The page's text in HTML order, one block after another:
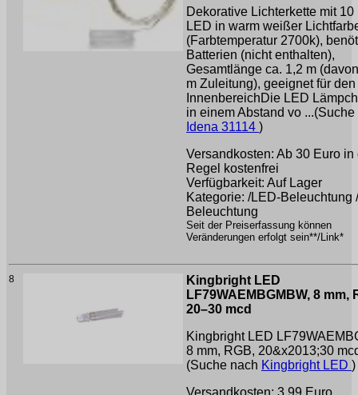
Dekorative Lichterkette mit 10
LED in warm weißer
(Farbtemperatur 2700k),
Batterien (nicht enthalten),
Gesamtlänge ca. 1,2 m
m Zuleitung), geeignet für den
InnenbereichDie LED
in einem Abstand vo ...(Suche
Idena 31114 )
Versandkosten: Ab 30 Euro in
Regel kostenfrei
Verfügbarkeit: Auf Lager
Kategorie: /LED-Beleuchtung
Beleuchtung
Seit der Preiserfassung können
Veränderungen erfolgt sein**/Link*
8
Kingbright LED
LF79WAEMBGMBW, 8 mm,
20–30 mcd
Kingbright LED
8 mm, RGB, 20&x2013;30
(Suche nach Kingbright LED )